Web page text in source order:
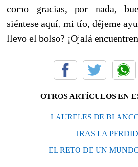
como gracias, por nada,
siéntese aquí, mi tío, déjeme
llevo el bolso? ¡Ojalá
OTROS ARTÍCULOS EN
LAURELES DE
TRAS LA
EL RETO DE UN